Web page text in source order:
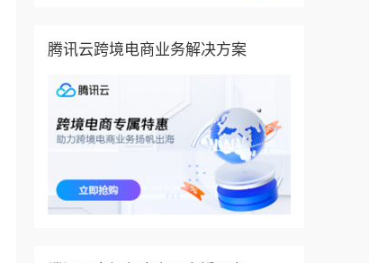
腾讯云跨境电商业务解决方案